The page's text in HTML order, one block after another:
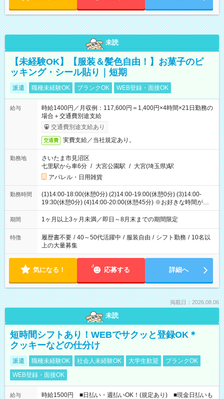
未読
【未経験OK】【服装＆髪色自由！】お菓子のピ
ッキング・シール貼り｜短期
派遣 職種未経験OK ブランクOK WEB登録・面接OK
給与
時給1400円／月収例：117,600円＝1,400円×4時間×21日勤務の
場合＋交通費別途支給
交通費別途支給あり
交通費 実費支給／当社規定あり。
勤務地
さいたま市見沼区
七里駅から車6分 / 大宮公園駅 / 大宮(埼玉県)駅
アパレル・日用雑貨
勤務時間
(1)14:00-18:00(休憩0分) (2)14:00-19:00(休憩0分) (3)14:00-
19:30(休憩0分) (4)14:00-20:00(休憩45分) ※お好きな時間が選べ
ます
期間 1ヶ月以上3ヶ月未満／即日～8月末までの期間限定
特徴 履歴書不要 / 40～50代活躍中 / 服装自由 / シフト勤務 / 10名以
上の大量募集
気になる！ 応募する 詳細へ
掲載日：2026.08.06
未読
短時間シフトあり！WEBでサクッと登録OK＊
クッキーなどの仕分け
派遣 職種未経験OK 社会人未経験OK 大学生歓迎
ブランクOK
WEB登録・面接OK
給与
時給1500円 ■日払い・週払いOK！(規定あり) ■現金日払いも